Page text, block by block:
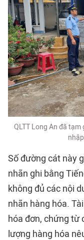
QLTT Long An đã
Số đường cát này
nhãn ghi bằng
không đủ các nội
nhãn hàng hóa.
hóa đơn, chứng từ
lượng hàng hóa